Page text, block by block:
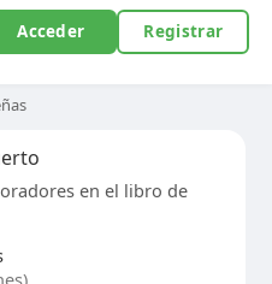
Acceder Registrar
en el libro de